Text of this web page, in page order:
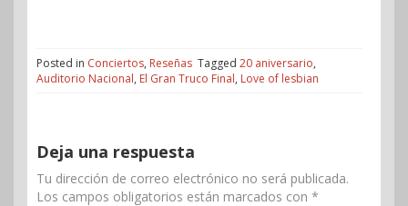
Posted in Conciertos, Reseñas Tagged 20 aniversario,
Auditorio Nacional, El Gran Truco Final, Love of lesbian
Deja una respuesta
Tu dirección de correo electrónico no será publicada.
Los campos obligatorios están marcados con *